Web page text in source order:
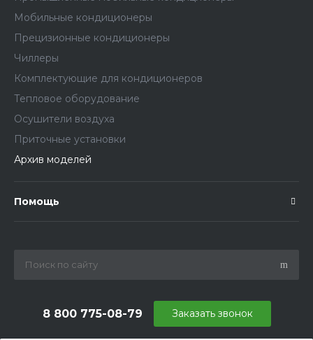
Мобильные кондиционеры
Прецизионные кондиционеры
Чиллеры
Комплектующие для кондиционеров
Тепловое оборудование
Осушители воздуха
Приточные установки
Архив моделей
Помощь
8 800 775-08-79 Заказать звонок